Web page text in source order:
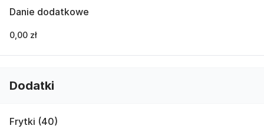
Danie dodatkowe
0,00 zł
Dodatki
Frytki (40)